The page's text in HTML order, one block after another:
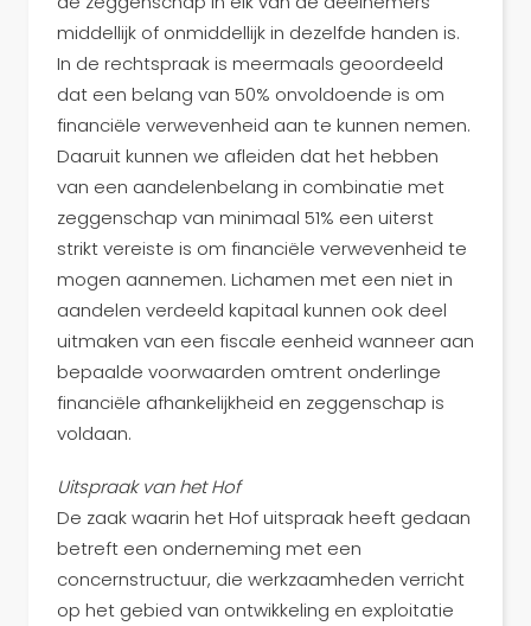
middellijk of onmiddellijk in dezelfde handen is.
In de rechtspraak is meermaals geoordeeld
dat een belang van 50% onvoldoende is om
financiële verwevenheid aan te kunnen nemen.
Daaruit kunnen we afleiden dat het hebben
van een aandelenbelang in combinatie met
zeggenschap van minimaal 51% een uiterst
strikt vereiste is om financiële verwevenheid te
mogen aannemen. Lichamen met een niet in
aandelen verdeeld kapitaal kunnen ook deel
uitmaken van een fiscale eenheid wanneer aan
bepaalde voorwaarden omtrent onderlinge
financiële afhankelijkheid en zeggenschap is
voldaan.
Uitspraak van het Hof
De zaak waarin het Hof uitspraak heeft gedaan
betreft een onderneming met een
concernstructuur, die werkzaamheden verricht
op het gebied van ontwikkeling en exploitatie